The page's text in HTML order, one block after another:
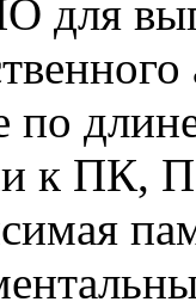
для
к ПК,